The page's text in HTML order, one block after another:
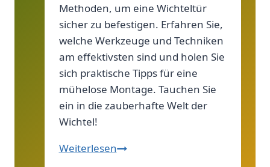
Methoden, um eine Wichteltür
sicher zu befestigen. Erfahren Sie,
welche Werkzeuge und Techniken
am effektivsten sind und holen Sie
sich praktische Tipps für eine
mühelose Montage. Tauchen Sie
ein in die zauberhafte Welt der
Wichtel!
WeiterlesenGeheimnisvolles